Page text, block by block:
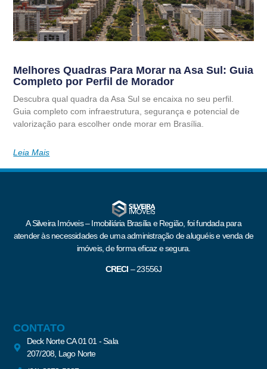
Melhores Quadras Para Morar na Asa Sul: Guia
Completo por Perfil de Morador
Descubra qual quadra da Asa Sul se encaixa no seu perfil.
Guia completo com infraestrutura, segurança e potencial de
valorização para escolher onde morar em Brasília.
Leia Mais
A Silveira Imóveis – Imobiliária Brasília e Região, foi fundada para
atender às necessidades de uma administração de aluguéis e venda de
imóveis, de forma eficaz e segura.
CRECI –23556J
CONTATO
Deck Norte CA 01 01 - Sala
207/208, Lago Norte